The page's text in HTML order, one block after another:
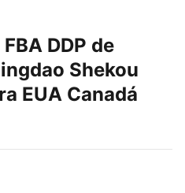
DDP de
Shekou
EUA Canadá